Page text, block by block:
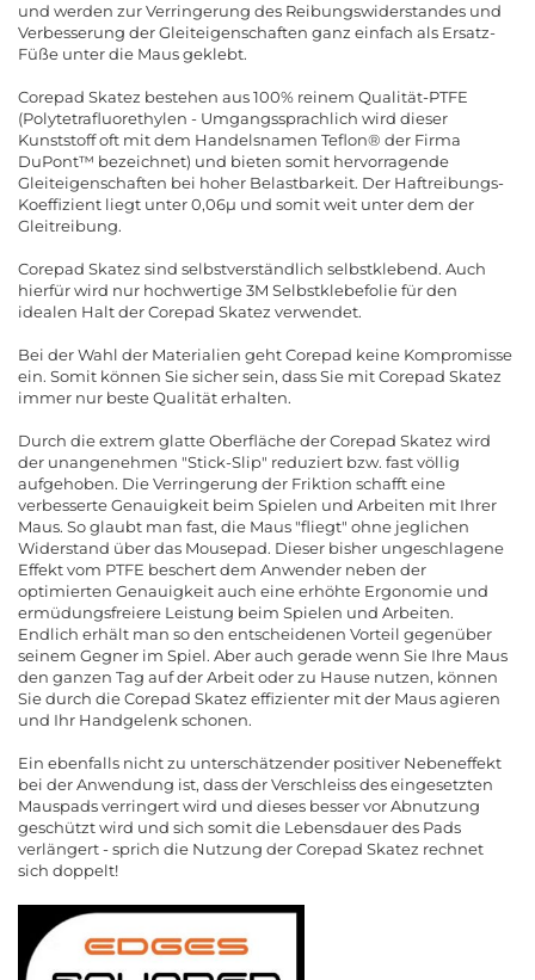
und werden zur Verringerung des Reibungswiderstandes und
Verbesserung der Gleiteigenschaften ganz einfach als Ersatz-
Füße unter die Maus geklebt.
Corepad Skatez bestehen aus 100% reinem Qualität-PTFE
(Polytetrafluorethylen - Umgangssprachlich wird dieser
Kunststoff oft mit dem Handelsnamen Teflon® der Firma
DuPont™ bezeichnet) und bieten somit hervorragende
Gleiteigenschaften bei hoher Belastbarkeit. Der Haftreibungs-
Koeffizient liegt unter 0,06µ und somit weit unter dem der
Gleitreibung.
Corepad Skatez sind selbstverständlich selbstklebend. Auch
hierfür wird nur hochwertige 3M Selbstklebefolie für den
idealen Halt der Corepad Skatez verwendet.
Bei der Wahl der Materialien geht Corepad keine Kompromisse
ein. Somit können Sie sicher sein, dass Sie mit Corepad Skatez
immer nur beste Qualität erhalten.
Durch die extrem glatte Oberfläche der Corepad Skatez wird
der unangenehmen "Stick-Slip" reduziert bzw. fast völlig
aufgehoben. Die Verringerung der Friktion schafft eine
verbesserte Genauigkeit beim Spielen und Arbeiten mit Ihrer
Maus. So glaubt man fast, die Maus "fliegt" ohne jeglichen
Widerstand über das Mousepad. Dieser bisher ungeschlagene
Effekt vom PTFE beschert dem Anwender neben der
optimierten Genauigkeit auch eine erhöhte Ergonomie und
ermüdungsfreiere Leistung beim Spielen und Arbeiten.
Endlich erhält man so den entscheidenen Vorteil gegenüber
seinem Gegner im Spiel. Aber auch gerade wenn Sie Ihre Maus
den ganzen Tag auf der Arbeit oder zu Hause nutzen, können
Sie durch die Corepad Skatez effizienter mit der Maus agieren
und Ihr Handgelenk schonen.
Ein ebenfalls nicht zu unterschätzender positiver Nebeneffekt
bei der Anwendung ist, dass der Verschleiss des eingesetzten
Mauspads verringert wird und dieses besser vor Abnutzung
geschützt wird und sich somit die Lebensdauer des Pads
verlängert - sprich die Nutzung der Corepad Skatez rechnet
sich doppelt!